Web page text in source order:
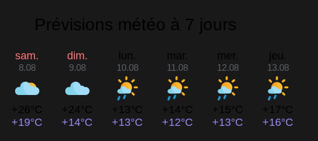
Prévisions météo à 7 jours
sam.
8.08
+26°C
+19°C
dim.
9.08
+24°C
+14°C
lun.
10.08
+13°C
+13°C
mar.
11.08
+14°C
+12°C
mer.
12.08
+15°C
+13°C
jeu.
13.08
+17°C
+16°C